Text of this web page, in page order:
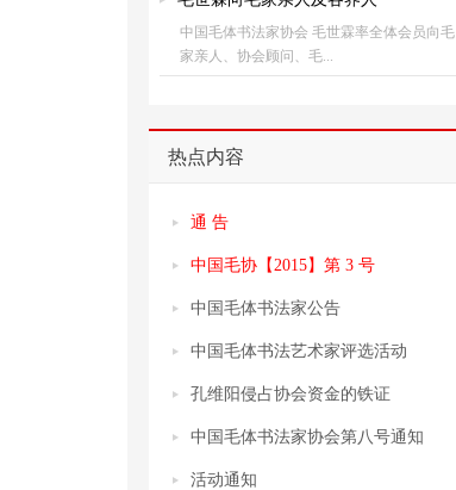
中国毛体书法家协会 毛世霖率全体会员向毛
家亲人、协会顾问、毛...
热点内容
通 告
中国毛协【2015】第 3 号
中国毛体书法家公告
中国毛体书法艺术家评选活动
孔维阳侵占协会资金的铁证
中国毛体书法家协会第八号通知
活动通知